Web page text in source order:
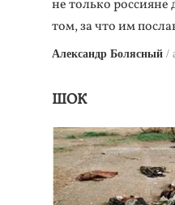
не только
том, за что им
Александр Болясный
ШОК